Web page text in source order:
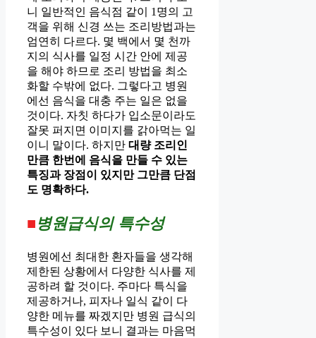
니 일반적인 음식점 같이 1명의 고
객을 위해 신경 쓰는 조리방법과는
엄연히 다르다. 몇 백에서 몇 천까
지의 식사를 일정 시간 안에 제공
을 해야 하므로 조리 방법을 최소
화할 수밖에 없다. 그렇다고 병원
에선 음식을 대충 주는 일은 없을
것이다. 자칫 하다가 입소문이라도
잘못 퍼지면 이미지를 갉아먹는 일
이니 말이다. 하지만 대량 조리인
만큼 한번에 음식을 만들 수 있는
특징과 장점이 있지만 그만큼 단점
도 명확하다.
■ 병원급식의 특수성
병원에선 최대한 환자들을 생각해
제한된 상황에서 다양한 식사를 제
공하려 할 것이다. 주마다 특식을
제공하거나, 피자나 일식 같이 다
양한 메뉴를 짜겠지만 병원 급식의
특수성이 있다 보니 결과는 마음먹